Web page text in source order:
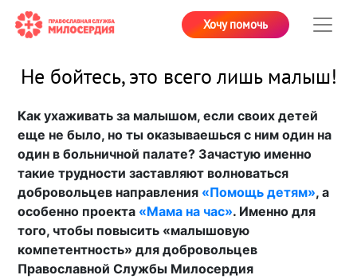
Хочу помочь
Не бойтесь, это всего лишь малыш!
Как ухаживать за малышом, если своих детей
еще не было, но ты оказываешься с ним один на
один в больничной палате? Зачастую именно
такие трудности заставляют волноваться
добровольцев направления «Помощь детям», а
особенно проекта «Мама на час». Именно для
того, чтобы повысить «малышовую
компетентность» для добровольцев
Православной Службы Милосердия